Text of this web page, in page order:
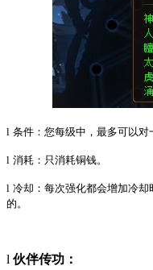
l 条件：您每级中，最多可以对
l 消耗：只消耗铜钱。
l 冷却：每次强化都会增加冷
的。
l 伙伴传功：